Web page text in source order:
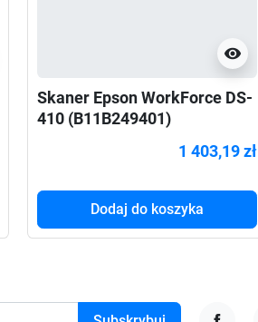
visibility
Skaner Epson WorkForce DS-
410 (B11B249401)
1 403,19 zł
Dodaj do koszyka